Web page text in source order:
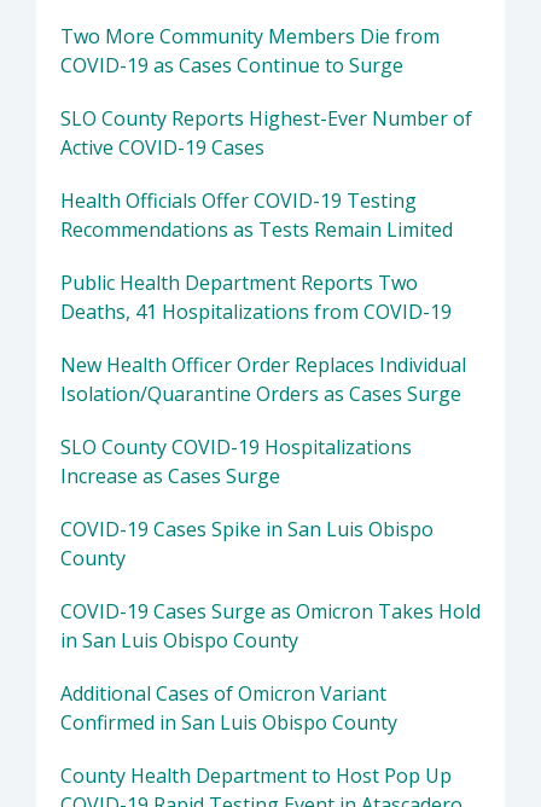
Two More Community Members Die from
COVID-19 as Cases Continue to Surge
SLO County Reports Highest-Ever Number of
Active COVID-19 Cases
Health Officials Offer COVID-19 Testing
Recommendations as Tests Remain Limited
Public Health Department Reports Two
Deaths, 41 Hospitalizations from COVID-19
New Health Officer Order Replaces Individual
Isolation/Quarantine Orders as Cases Surge
SLO County COVID-19 Hospitalizations
Increase as Cases Surge
COVID-19 Cases Spike in San Luis Obispo
County
COVID-19 Cases Surge as Omicron Takes Hold
in San Luis Obispo County
Additional Cases of Omicron Variant
Confirmed in San Luis Obispo County
County Health Department to Host Pop Up